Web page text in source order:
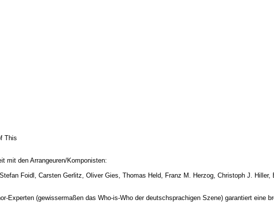
This
mit den Arrangeuren/Komponisten:
Foidl, Carsten Gerlitz, Oliver Gies, Thomas Held, Franz M. Herzog, Christoph J.
Experten (gewissermaßen das Who-is-Who der deutschsprachigen Szene) garantiert eine